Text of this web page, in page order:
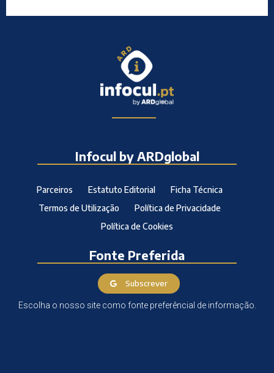
Infocul by ARDglobal
Parceiros Estatuto Editorial
Ficha Técnica
Termos de Utilização
Política de Privacidade
Política de Cookies
Fonte Preferida
Subscrever
Escolha o nosso site como fonte preferêncial de informação.